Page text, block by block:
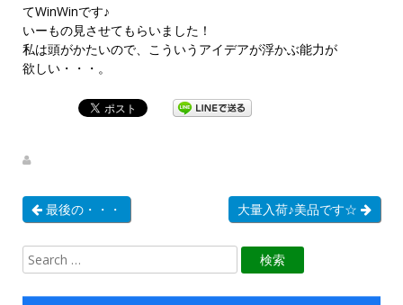
てWinWinです♪
いーもの見させてもらいました！
私は頭がかたいので、こういうアイデアが浮かぶ能力が
欲しい・・・。
最後の・・・ 大量入荷♪美品です☆